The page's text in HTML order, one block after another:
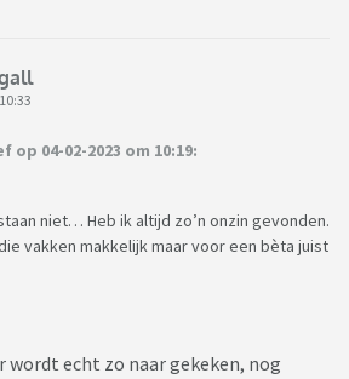
op 04-02-2023 om 10:19:
niet… Heb ik altijd zo’n onzin gevonden.
vakken makkelijk maar voor een bèta juist
wordt echt zo naar gekeken, nog